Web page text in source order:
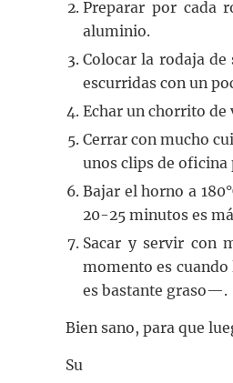
Preparar por cada
aluminio.
Colocar la rodaja
escurridas con un
Echar un chorrito de
Cerrar con mucho
unos clips de
Bajar el horno a
20-25 minutos es
Sacar y servir con
momento es
es bastante graso—.
Bien sano, para que
Su